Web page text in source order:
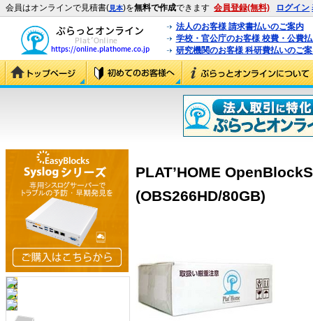
会員はオンラインで見積書(見本)を無料で作成できます 会員登録(無料) ログイン
法人のお客様 請求書払いのご案内
学校・官公庁のお客様 校費・公費
研究機関のお客様 科研費払いのご
PLAT’HOME
(OBS266HD/80GB)